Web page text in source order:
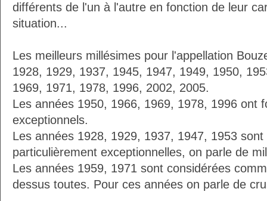
différents de l'un à l'autre en fonction de leur
situation...
Les meilleurs millésimes pour l'appellation
1928, 1929, 1937, 1945, 1947, 1949, 1950,
1969, 1971, 1978, 1996, 2002, 2005.
Les années 1950, 1966, 1969, 1978, 1996 ont
exceptionnels.
Les années 1928, 1929, 1937, 1947, 1953
particulièrement exceptionnelles, on parle de
Les années 1959, 1971 sont considérées
dessus toutes. Pour ces années on parle de